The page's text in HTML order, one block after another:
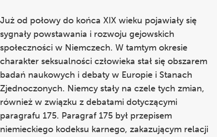
Już od połowy do końca XIX wieku pojawiały się
sygnały powstawania i rozwoju gejowskich
społeczności w Niemczech. W tamtym okresie
charakter seksualności człowieka stał się obszarem
badań naukowych i debaty w Europie i Stanach
Zjednoczonych. Niemcy stały na czele tych zmian,
również w związku z debatami dotyczącymi
paragrafu 175. Paragraf 175 był przepisem
niemieckiego kodeksu karnego, zakazującym relacji